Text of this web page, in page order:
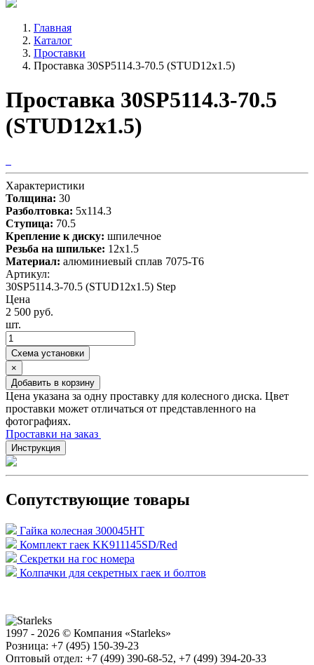
Главная
Каталог
Проставки
Проставка 30SP5114.3-70.5 (STUD12x1.5)
Проставка 30SP5114.3-70.5
(STUD12x1.5)
Характеристики
Толщина: 30
Разболтовка: 5x114.3
Ступица: 70.5
Крепление к диску: шпилечное
Резьба на шпильке: 12x1.5
Материал: алюминиевый сплав 7075-T6
Артикул:
30SP5114.3-70.5 (STUD12x1.5) Step
Цена
2 500 руб.
шт.
Схема установки
×
Добавить в корзину
Цена указана за одну проставку для колесного диска. Цвет
проставки может отличаться от представленного на
фотографиях.
Проставки на заказ
Инструкция
Сопутствующие товары
Гайка колесная 300045HT
Комплект гаек KK911145SD/Red
Секретки на гос номера
Колпачки для секретных гаек и болтов
1997 - 2026 © Компания «Starleks»
Розница: +7 (495) 150-39-23
Оптовый отдел: +7 (499) 390-68-52, +7 (499) 394-20-33